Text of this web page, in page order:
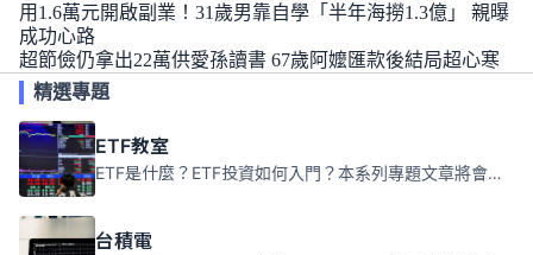
用1.6萬元開啟副業！31歲男靠自學「半年海撈1.3億」 親曝
成功心路
超節儉仍拿出22萬供愛孫讀書 67歲阿嬤匯款後結局超心寒
精選專題
ETF教室
ETF是什麼？ETF投資如何入門？本系列專題文章將會告訴你新手必須知道的ETF基礎知識。
台積電